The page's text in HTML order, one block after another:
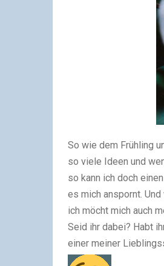
So wie dem Frühling
so viele Ideen und
so kann ich doch
es mich anspornt.
ich möcht mich auch
Seid ihr dabei? Habt
einer meiner